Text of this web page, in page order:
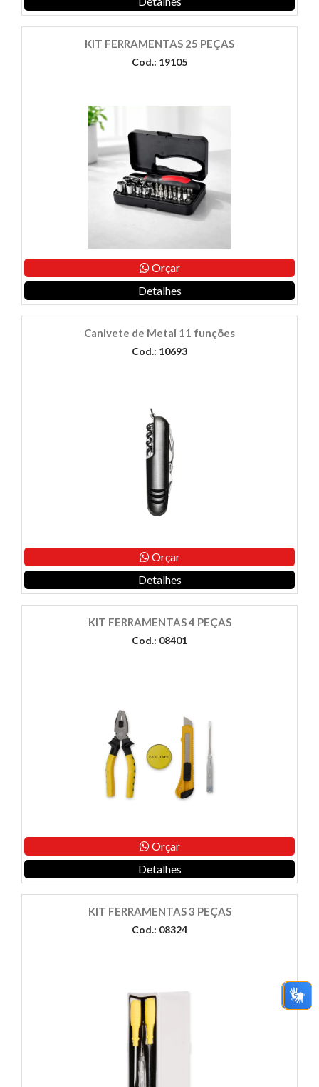
KIT FERRAMENTAS 25 PEÇAS
Cod.: 19105
Orçar
Detalhes
Canivete de Metal 11 funções
Cod.: 10693
Orçar
Detalhes
KIT FERRAMENTAS 4 PEÇAS
Cod.: 08401
Orçar
Detalhes
KIT FERRAMENTAS 3 PEÇAS
Cod.: 08324